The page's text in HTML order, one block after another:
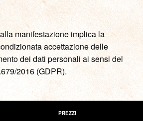
manifestazione implica la
accettazione delle
dei dati personali ai sensi del
2016 (GDPR).
PREZZI